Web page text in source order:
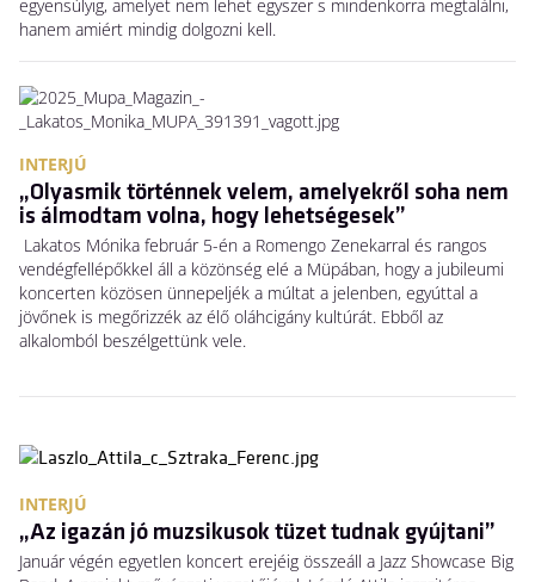
egyensúlyig, amelyet nem lehet egyszer s mindenkorra megtalálni,
hanem amiért mindig dolgozni kell.
INTERJÚ
„Olyasmik történnek velem, amelyekről soha nem
is álmodtam volna, hogy lehetségesek”
Lakatos Mónika február 5-én a Romengo Zenekarral és rangos
vendégfellépőkkel áll a közönség elé a Müpában, hogy a jubileumi
koncerten közösen ünnepeljék a múltat a jelenben, egyúttal a
jövőnek is megőrizzék az élő oláhcigány kultúrát. Ebből az
alkalomból beszélgettünk vele.
INTERJÚ
„Az igazán jó muzsikusok tüzet tudnak gyújtani”
Január végén egyetlen koncert erejéig összeáll a Jazz Showcase Big